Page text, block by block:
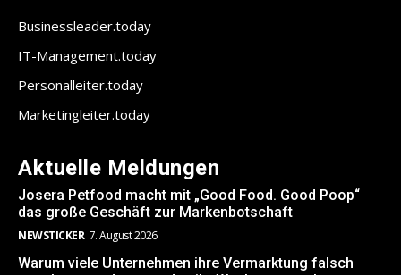
Businessleader.today
IT-Management.today
Personalleiter.today
Marketingleiter.today
Aktuelle Meldungen
Josera Petfood macht mit „Good Food. Good Poop“
das große Geschäft zur Markenbotschaft
NEWSTICKER 7. August 2026
Warum viele Unternehmen ihre Vermarktung falsch